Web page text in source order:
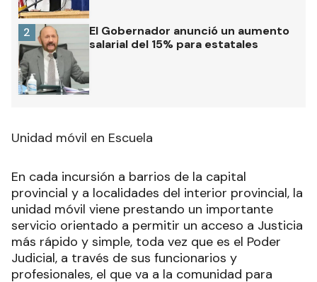
El Gobernador anunció un aumento
salarial del 15% para estatales
2
Unidad móvil en Escuela
En cada incursión a barrios de la capital
provincial y a localidades del interior provincial, la
unidad móvil viene prestando un importante
servicio orientado a permitir un acceso a Justicia
más rápido y simple, toda vez que es el Poder
Judicial, a través de sus funcionarios y
profesionales, el que va a la comunidad para